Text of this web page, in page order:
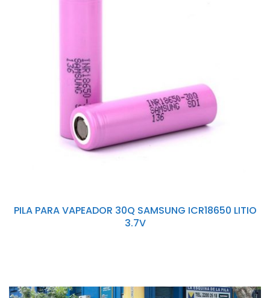
PILA PARA VAPEADOR 30Q SAMSUNG ICR18650 LITIO
3.7V